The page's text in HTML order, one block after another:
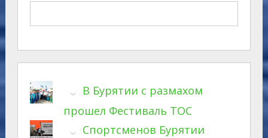
В Бурятии с размахом
прошел Фестиваль ТОС
Спортсменов Бурятии